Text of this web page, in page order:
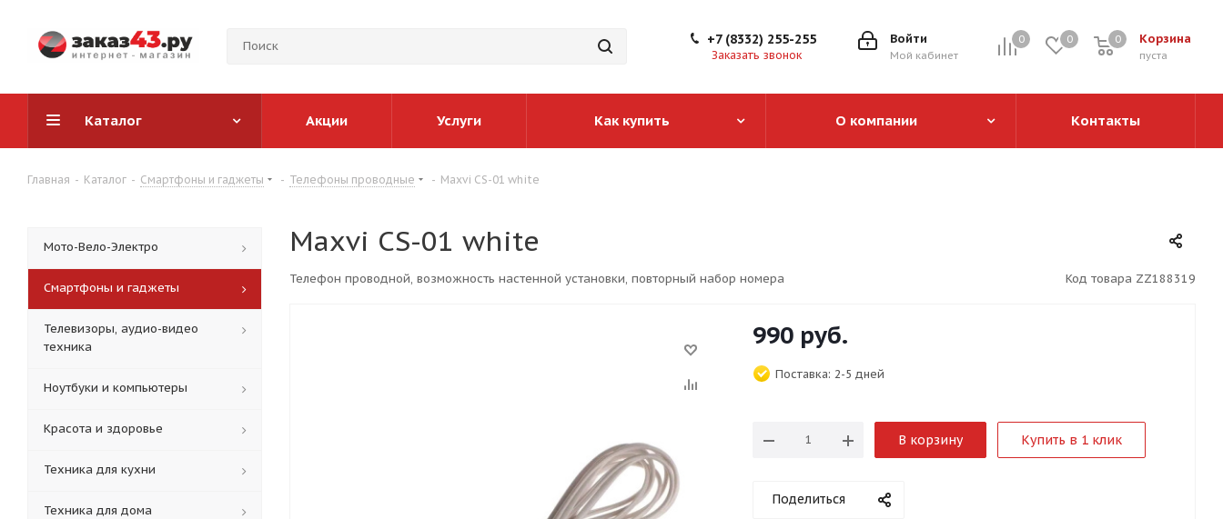
0 0 Корзина
0
пуста
0
Войти
Мой кабинет
+7 (8332) 255-255
Заказать звонок
Каталог Акции Услуги Как купить О компании Контакты
Главная - Каталог - Смартфоны и гаджеты - Телефоны проводные - Maxvi CS-01 white
Maxvi CS-01 white
Телефон проводной, возможность настенной установки, повторный набор номера Код товара ZZ188319
990 руб.
Поставка: 2-5 дней
В корзину Купить в 1 клик
Поделиться
Мото-Вело-Электро
Смартфоны и гаджеты
Телевизоры, аудио-видео
техника
Ноутбуки и компьютеры
Красота и здоровье
Техника для кухни
Техника для дома